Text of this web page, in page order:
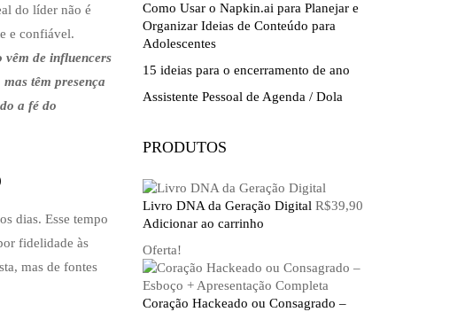
do líder não é
e confiável.
vêm de influencers
têm presença
a fé do
dias. Esse tempo
fidelidade às
mas de fontes
Como Usar o Napkin.ai para Planejar e
Organizar Ideias de Conteúdo para
Adolescentes
15 ideias para o encerramento de ano
Assistente Pessoal de Agenda / Dola
PRODUTOS
Livro DNA da Geração Digital R$39,90
Adicionar ao carrinho
Oferta!
Coração Hackeado ou Consagrado –